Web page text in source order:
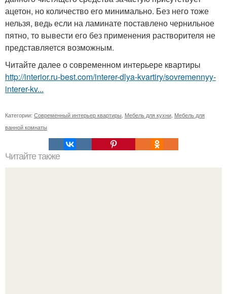
ацетон, но количество его минимально. Без него тоже
нельзя, ведь если на ламинате поставлено чернильное
пятно, то вывести его без применения растворителя не
представляется возможным.
Читайте далее о современном интерьере квартиры
http://interior.ru-best.com/interer-dlya-kvartiry/sovremennyy-
interer-kv...
Категории: Современный интерьер квартиры Мебель для кухни Мебель для
ванной комнаты
Читайте также